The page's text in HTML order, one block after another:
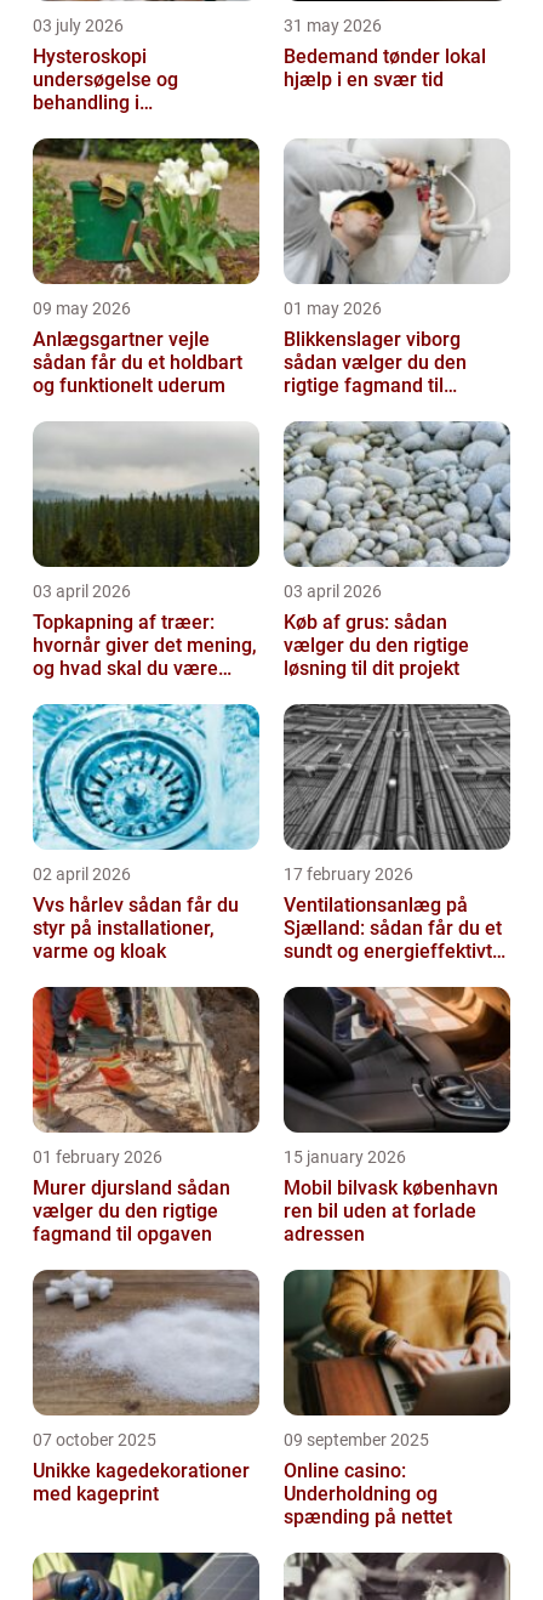
03 july 2026
Hysteroskopi
undersøgelse og
behandling i
31 may 2026
Bedemand tønder lokal
hjælp i en svær tid
09 may 2026
Anlægsgartner vejle
sådan får du et holdbart
og funktionelt uderum
01 may 2026
Blikkenslager viborg
sådan vælger du den
rigtige fagmand til
03 april 2026
Topkapning af træer:
hvornår giver det mening,
og hvad skal du være
03 april 2026
Køb af grus: sådan
vælger du den rigtige
løsning til dit projekt
02 april 2026
Vvs hårlev sådan får du
styr på installationer,
varme og kloak
17 february 2026
Ventilationsanlæg på
Sjælland: sådan får du et
sundt og energieffektivt
01 february 2026
Murer djursland sådan
vælger du den rigtige
fagmand til opgaven
15 january 2026
Mobil bilvask københavn
ren bil uden at forlade
adressen
07 october 2025
Unikke kagedekorationer
med kageprint
09 september 2025
Online casino:
Underholdning og
spænding på nettet